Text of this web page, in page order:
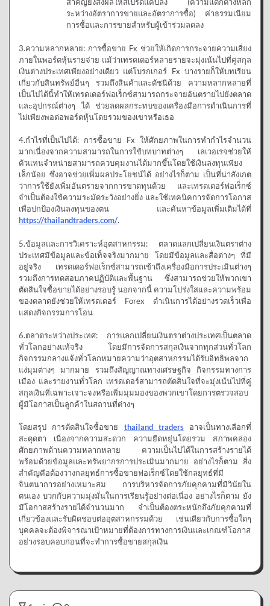
สำคัญยังส่งผลให้สเปรดแคบลง (ความแตกต่างหลัก
ระหว่างอัตราการขายและอัตราการซื้อ) ค่าธรรมเนียม
การซื้อและการขายสำหรับผู้เข้าร่วมลดลง
3.ความหลากหลาย: การซื้อขาย Fx ช่วยให้เกิดการกระจายความเสี่ยง
ภายในพอร์ตหุ้นรายจ่าย แม้ว่าเทรดเดอร์หลายรายจะมุ่งเน้นไปที่คู่สกุล
เงินต่างประเทศเพียงอย่างเดียว แต่โบรกเกอร์ Fx บางรายก็ให้บทเรียน
เกี่ยวกับสินทรัพย์อื่นๆ รวมถึงสินค้าและดัชนีด้วย ความหลากหลายที่
เป็นไปได้นี้ทำให้เทรดเดอร์ฟอเร็กซ์สามารถกระจายอันตรายไปยังตลาด
และอุปกรณ์ต่างๆ ได้ ช่วยลดผลกระทบของเครื่องมือการดำเนินการที่
ไม่เพียงพอต่อพอร์ตหุ้นโดยรวมของเขาหรือเธอ
4.กำไรที่เป็นไปได้: การซื้อขาย Fx ให้ศักยภาพในการทำกำไรจำนวน
มากเนื่องจากความสามารถในการใช้บทบาทต่างๆ เลเวอเรจช่วยให้
ตัวแทนจำหน่ายสามารถควบคุมงานได้มากขึ้นโดยใช้เงินลงทุนเพียง
เล็กน้อย ซึ่งอาจช่วยเพิ่มผลประโยชน์ได้ อย่างไรก็ตาม เป็นที่น่าสังเกต
ว่าการใช้ยังเพิ่มอันตรายจากการขาดทุนด้วย และเทรดเดอร์ฟอเร็กซ์
จำเป็นต้องใช้ความระมัดระวังอย่างยิ่ง และใช้เทคนิคการจัดการโอกาส
เพื่อปกป้องเงินลงทุนของตน และค้นหาข้อมูลเพิ่มเติมได้ที่
https://thailandtraders.com/.
5.ข้อมูลและการวิเคราะห์อุตสาหกรรม: ตลาดแลกเปลี่ยนเงินตราต่าง
ประเทศมีข้อมูลและข้อเท็จจริงมากมาย โดยมีข้อมูลและสื่อต่างๆ ที่มี
อยู่จริง เทรดเดอร์ฟอเร็กซ์สามารถเข้าถึงเครื่องมือการประเมินต่างๆ
รวมถึงการทดสอบภาคปฏิบัติและพื้นฐาน ซึ่งสามารถช่วยให้พวกเขา
ตัดสินใจซื้อขายได้อย่างรอบรู้ นอกจากนี้ ความโปร่งใสและความพร้อม
ของตลาดยังช่วยให้เทรดเดอร์ Forex ดำเนินการได้อย่างรวดเร็วเพื่อ
แสดงกิจกรรมการโอน
6.ตลาดระหว่างประเทศ: การแลกเปลี่ยนเงินตราต่างประเทศเป็นตลาด
ทั่วโลกอย่างแท้จริง โดยมีการจัดการสกุลเงินจากทุกส่วนทั่วโลก
กิจกรรมกลางแจ้งทั่วโลกหมายความว่าอุตสาหกรรมได้รับอิทธิพลจาก
แง่มุมต่างๆ มากมาย รวมถึงสัญญาณทางเศรษฐกิจ กิจกรรมทางการ
เมือง และรายงานทั่วโลก เทรดเดอร์สามารถตัดสินใจที่จะมุ่งเน้นไปที่คู่
สกุลเงินที่เฉพาะเจาะจงหรือเพิ่มมุมมองของพวกเขาโดยการตรวจสอบ
ผู้มีโอกาสเป็นลูกค้าในสถานที่ต่างๆ
โดยสรุป การตัดสินใจซื้อขาย thailand tradersอาจเป็นทางเลือกที่
สะดุดตา เนื่องจากความสะดวก ความยืดหยุ่นโดยรวม สภาพคล่อง
ศักยภาพด้านความหลากหลาย ความเป็นไปได้ในการสร้างรายได้
พร้อมด้วยข้อมูลและทรัพยากรการประเมินมากมาย อย่างไรก็ตาม สิ่ง
สำคัญคือต้องวางกลยุทธ์การซื้อขายฟอเร็กซ์โดยใช้กลยุทธ์ที่มี
จินตนาการอย่างเหมาะสม การบริหารจัดการภัยคุกคามที่มีวินัยใน
ตนเอง บวกกับความมุ่งมั่นในการเรียนรู้อย่างต่อเนื่อง อย่างไรก็ตาม ยัง
มีโอกาสสร้างรายได้จำนวนมาก จำเป็นต้องตระหนักถึงภัยคุกคามที่
เกี่ยวข้องและรับผิดชอบต่ออุตสาหกรรมด้วย เช่นเดียวกับการซื้อใดๆ
บุคคลจะต้องพิจารณาเป้าหมายที่ต้องการทางการเงินและเกณฑ์โอกาส
อย่างรอบคอบก่อนที่จะทำการซื้อขายสกุลเงิน